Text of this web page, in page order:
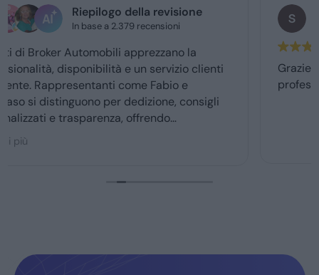
stefano de benedetto
1 giorno fa
Grazie mille a Daniele e luca... gentilissimi e
professionali...grazie👍